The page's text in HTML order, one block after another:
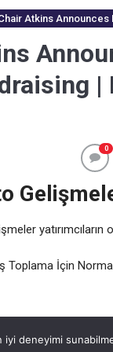
Atkins
0
yatırımcıların
Toplama İçin
deneyimi